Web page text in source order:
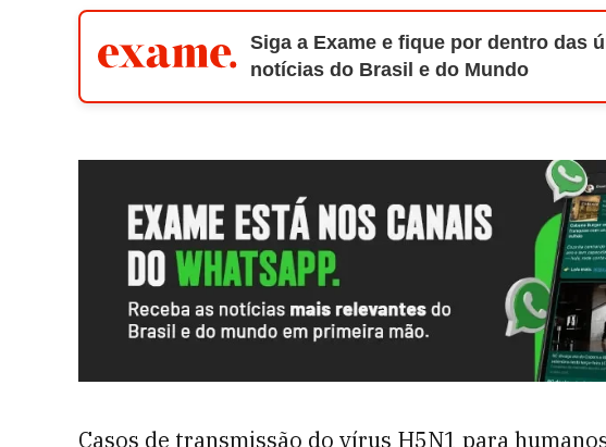
Siga a Exame e fique por dentro das
notícias do Brasil e do Mundo
Casos de transmissão do vírus H5N1 para